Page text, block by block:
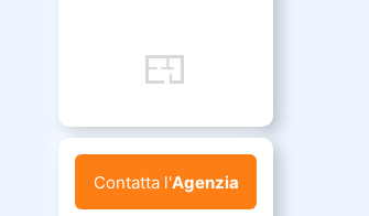
Contatta l'Agenzia